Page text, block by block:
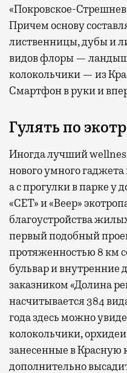
«Покровское-
Причем основу
лиственницы, дубы и
видов флоры —
колокольчики — из
Смартфон в руки и
Гулять по
Иногда лучший
нового умного
а с прогулки в парке у
«СЕТ» и «Веер»
благоустройства
первый подобный
протяженностью 8 км
бульвар и внутренние
заказником «Долина
насчитывается 384
года здесь можно
колокольчики,
занесенные в Красную
дополнительно